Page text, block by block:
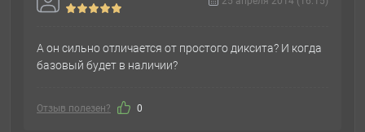
А он сильно отличается от простого диксита? И когда
базовый будет в наличии?
Отзыв полезен? 0